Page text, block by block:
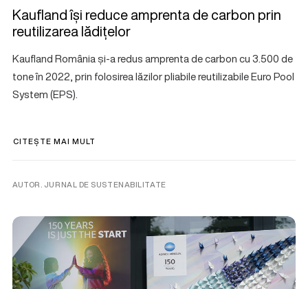
Kaufland își reduce amprenta de carbon prin
reutilizarea lădițelor
Kaufland România și-a redus amprenta de carbon cu 3.500 de
tone în 2022, prin folosirea lăzilor pliabile reutilizabile Euro Pool
System (EPS).
CITEȘTE MAI MULT
AUTOR. JURNAL DE SUSTENABILITATE